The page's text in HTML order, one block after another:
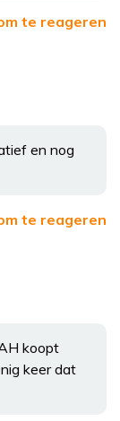
te reageren
en nog
te reageren
koopt
keer dat